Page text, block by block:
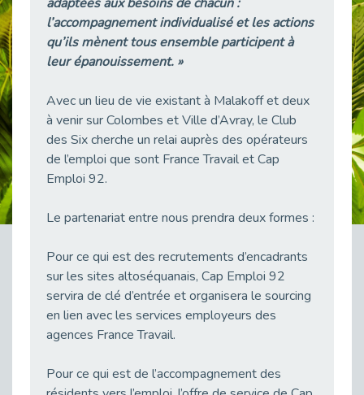
Publié le 01/05/2026
Témoignage : Le parcours de Marc, 44 ans
L’Aménagement Raisonnable : Un Levier pour l’Équité
Publié le 29/04/2026
Optimiser son CV lorsqu’on est en situation de handicap
Publié le 29/04/2026
Handicap moteur et emploi : réussir ses recrutements vidéo
Publié le 23/04/2026
Témoignage : "Le maintien en emploi est un investissement, pas une contrainte."
Publié le 22/04/2026
Publié le 20/04/2026
l’accompagnement individualisé et les actions
qu’ils mènent tous ensemble participent à
leur épanouissement. »
Avec un lieu de vie existant à Malakoff et deux
à venir sur Colombes et Ville d’Avray, le Club
des Six cherche un relai auprès des opérateurs
de l’emploi que sont France Travail et Cap
Emploi 92.
Le partenariat entre nous prendra deux formes :
Pour ce qui est des recrutements d’encadrants
sur les sites altoséquanais, Cap Emploi 92
servira de clé d’entrée et organisera le sourcing
en lien avec les services employeurs des
agences France Travail.
Pour ce qui est de l’accompagnement des